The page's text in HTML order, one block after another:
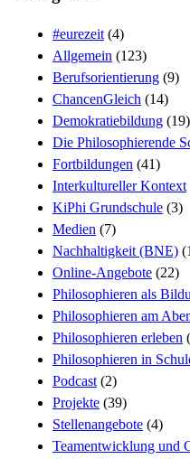
#eurezeit (4)
Allgemein (123)
Berufsorientierung (9)
ChancenGleich (14)
Demokratiebildung (19)
Die Philosophierende
Fortbildungen (41)
Interkultureller Kontext
KiPhi Grundschule (3)
Medien (7)
Nachhaltigkeit (BNE)
Online-Angebote (22)
Philosophieren als
Philosophieren am
Philosophieren erleben
Philosophieren in
Podcast (2)
Projekte (39)
Stellenangebote (4)
Teamentwicklung und